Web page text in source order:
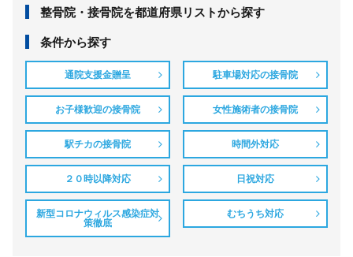
整⾻院・接⾻院を都道府県リストから探す
条件から探す
通院支援金贈呈 駐車場対応の接骨院
お子様歓迎の接骨院 女性施術者の接骨院
駅チカの接骨院 時間外対応
２０時以降対応 日祝対応
新型コロナウィルス感染症対
策徹底
むちうち対応